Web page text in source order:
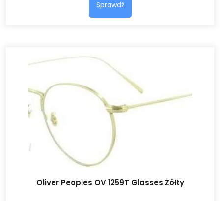
Sprawdź
Oliver Peoples OV 1259T Glasses Żółty